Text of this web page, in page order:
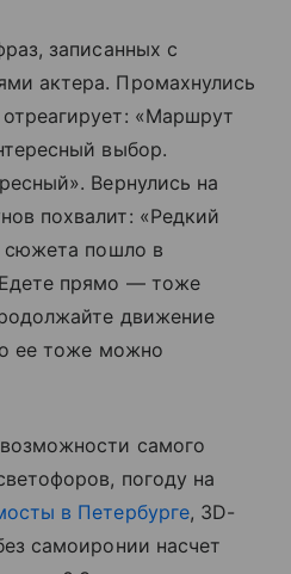
записанных с
актера. Промахнулись
«Маршрут
выбор.
Вернулись на
похвалит: «Редкий
сюжета пошло в
прямо — тоже
движение
ее тоже можно
самого
погоду на
в Петербурге, 3D-
самоиронии насчет